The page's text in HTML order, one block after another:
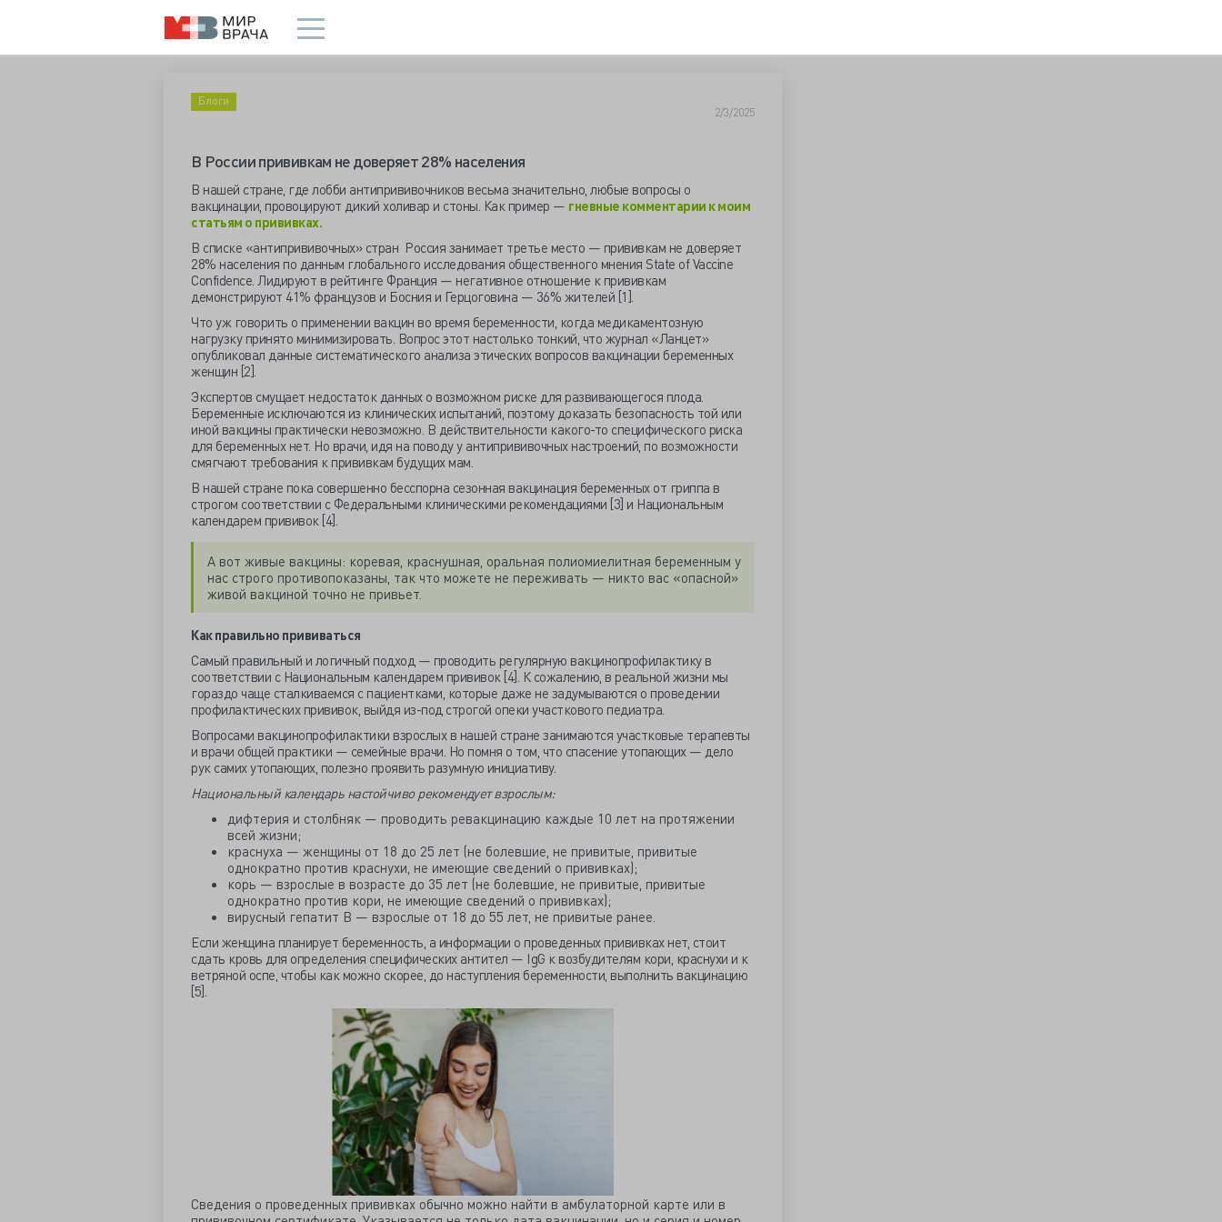
Блоги
2/3/2025
В России прививкам не доверяет 28% населения
В нашей стране, где лобби антипрививочников весьма значительно, любые вопросы о
вакцинации, провоцируют дикий холивар и стоны. Как пример — гневные комментарии к моим
статьям о прививках.
В списке «антипрививочных» стран Россия занимает третье место — прививкам не доверяет
28% населения по данным глобального исследования общественного мнения State of Vaccine
Confidence. Лидируют в рейтинге Франция — негативное отношение к прививкам
демонстрируют 41% французов и Босния и Герцоговина — 36% жителей [1].
Что уж говорить о применении вакцин во время беременности, когда медикаментозную
нагрузку принято минимизировать. Вопрос этот настолько тонкий, что журнал «Ланцет»
опубликовал данные систематического анализа этических вопросов вакцинации беременных
женщин [2].
Экспертов смущает недостаток данных о возможном риске для развивающегося плода.
Беременные исключаются из клинических испытаний, поэтому доказать безопасность той или
иной вакцины практически невозможно. В действительности какого-то специфического риска
для беременных нет. Но врачи, идя на поводу у антипрививочных настроений, по возможности
смягчают требования к прививкам будущих мам.
В нашей стране пока совершенно бесспорна сезонная вакцинация беременных от гриппа в
строгом соответствии с Федеральными клиническими рекомендациями [3] и Национальным
календарем прививок [4].
А вот живые вакцины: коревая, краснушная, оральная полиомиелитная беременным у
нас строго противопоказаны, так что можете не переживать — никто вас «опасной»
живой вакциной точно не привьет.
Как правильно прививаться
Самый правильный и логичный подход — проводить регулярную вакцинопрофилактику в
соответствии с Национальным календарем прививок [4]. К сожалению, в реальной жизни мы
гораздо чаще сталкиваемся с пациентками, которые даже не задумываются о проведении
профилактических прививок, выйдя из-под строгой опеки участкового педиатра.
Вопросами вакцинопрофилактики взрослых в нашей стране занимаются участковые терапевты
и врачи общей практики — семейные врачи. Но помня о том, что спасение утопающих — дело
рук самих утопающих, полезно проявить разумную инициативу.
Национальный календарь настойчиво рекомендует взрослым:
дифтерия и столбняк — проводить ревакцинацию каждые 10 лет на протяжении
всей жизни;
краснуха — женщины от 18 до 25 лет (не болевшие, не привитые, привитые
однократно против краснухи, не имеющие сведений о прививках);
корь — взрослые в возрасте до 35 лет (не болевшие, не привитые, привитые
однократно против кори, не имеющие сведений о прививках);
вирусный гепатит В — взрослые от 18 до 55 лет, не привитые ранее.
Если женщина планирует беременность, а информации о проведенных прививках нет, стоит
сдать кровь для определения специфических антител — IgG к возбудителям кори, краснухи и к
ветряной оспе, чтобы как можно скорее, до наступления беременности, выполнить вакцинацию
[5].
Сведения о проведенных прививках обычно можно найти в амбулаторной карте или в